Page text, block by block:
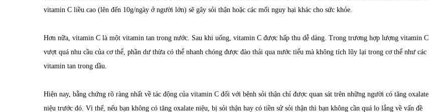
vitamin C liều cao (lên đến 10g/ngày ở người lớn) sẽ gây sỏi thận hoặc các mối nguy hại khác cho sức khỏe.
Hơn nữa, vitamin C là một vitamin tan trong nước. Sau khi uống, vitamin C được hấp thu dễ dàng. Trong trương hợp lượng vitamin C
vượt quá nhu cầu của cơ thể, phần dư thừa có thể nhanh chóng được đào thải qua nước tiểu mà không tích lũy lại trong cơ thể như các
vitamin tan trong dầu.
Hiện nay, bằng chứng rõ ràng nhất về tác động của vitamin C đối với bệnh sỏi thận chỉ được quan sát trên những người có tăng oxalate
niệu trước đó. Vì thế, nếu bạn không có tăng oxalate niệu, bị sỏi thận hay có tiền sử sỏi thận thì bạn không cần quá lo lắng về vấn đề